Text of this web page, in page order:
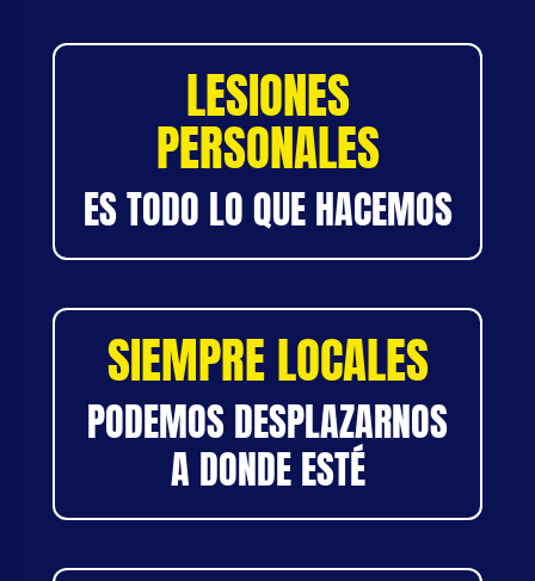
LESIONES
PERSONALES
ES TODO LO QUE HACEMOS
SIEMPRE LOCALES
PODEMOS DESPLAZARNOS
A DONDE ESTÉ